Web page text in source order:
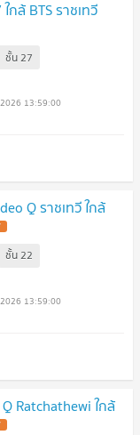
ล้ BTS ราชเทวี
ชั้น27
13:59:00
Q ราชเทวี ใกล้
ชั้น22
13:59:00
Ratchathewi ใกล้